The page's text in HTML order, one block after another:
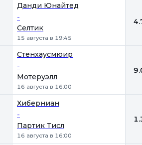
Данди Юнайтед
-
Селтик
15 августа в 19:45
Стенхаусмюир
-
Мотеруэлл
16 августа в 16:00
Хиберниан
-
Партик Тисл
16 августа в 16:00